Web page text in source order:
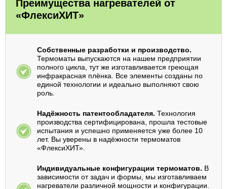
Преимущества нагревателей от
«ФлексиХИТ»
Собственные разработки и производство.
Термоматы выпускаются на нашем предприятии
полного цикла, тут же изготавливается греющая
инфракрасная плёнка. Все элементы созданы по
единой технологии и идеально выполняют свою
роль.
Надёжность патентообладателя. Технология
производства сертифицирована, прошла тестовые
испытания и успешно применяется уже более 10
лет. Вы уверены в надёжности термоматов
«ФлексиХИТ».
Индивидуальные конфигурации термоматов. В
зависимости от задач и формы, мы изготавливаем
нагреватели различной мощности и конфигурации.